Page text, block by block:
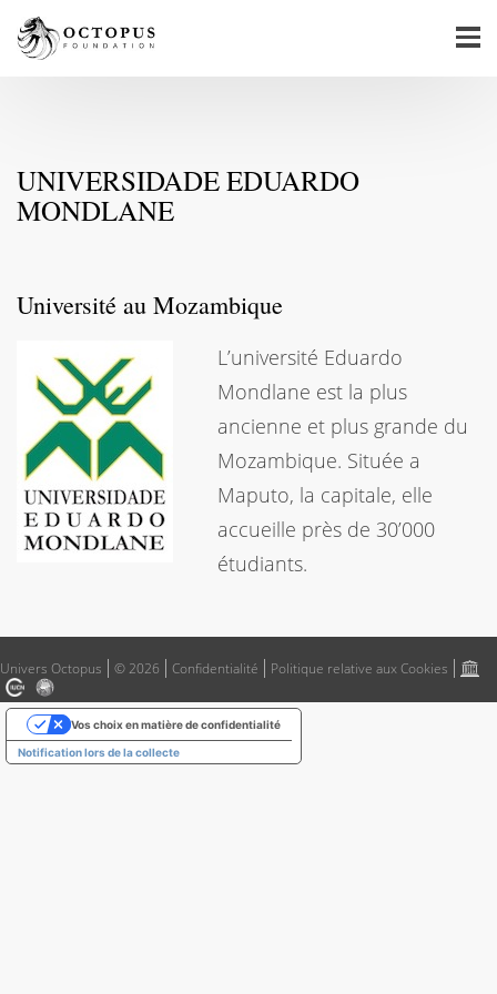
UNIVERSIDADE EDUARDO
MONDLANE
Université au Mozambique
L’université Eduardo
Mondlane est la plus
ancienne et plus grande du
Mozambique. Située a
Maputo, la capitale, elle
accueille près de 30’000
étudiants.
Univers Octopus © 2026 Confidentialité Politique relative aux Cookies
Notification lors de la collecte
Vos choix en matière de confidentialité